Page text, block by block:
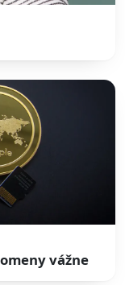
vážne